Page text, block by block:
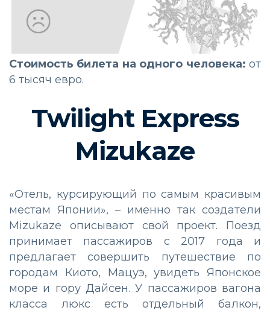
Стоимость билета на одного человека: от
6 тысяч евро.
Twilight Express
Mizukaze
«Отель, курсирующий по самым красивым
местам Японии», – именно так создатели
Mizukaze описывают свой проект. Поезд
принимает пассажиров с 2017 года и
предлагает совершить путешествие по
городам Киото, Мацуэ, увидеть Японское
море и гору Дайсен. У пассажиров вагона
класса люкс есть отдельный балкон,